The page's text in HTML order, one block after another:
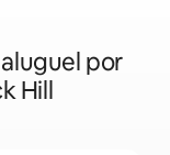
por
Hill